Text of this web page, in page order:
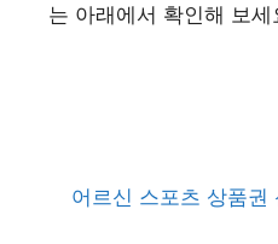
는 아래에서 확인해 보세
어르신 스포츠 상품권